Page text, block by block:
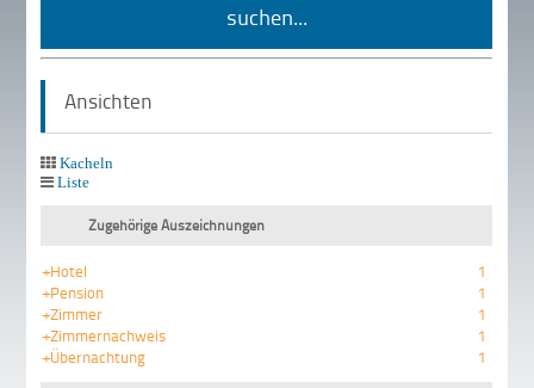
suchen...
Ansichten
Kacheln
Liste
Zugehörige Auszeichnungen
+Hotel
1
+Pension
1
+Zimmer
1
+Zimmernachweis
1
+Übernachtung
1